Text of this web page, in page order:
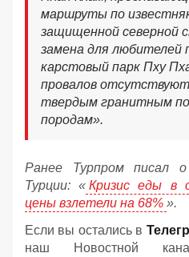
маршруты по
защищенной северной
замена для
карстовый парк Пху
провалов
твердым гранитным
породам».
Ранее Турпром писал
Турции: « Кризис еды в
цены взлетели на 68% ».
Если вы остались в
наш Новостной